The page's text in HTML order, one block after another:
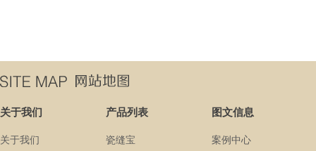
关于我们
关于我们
产品列表
瓷缝宝
图文信息
案例中心